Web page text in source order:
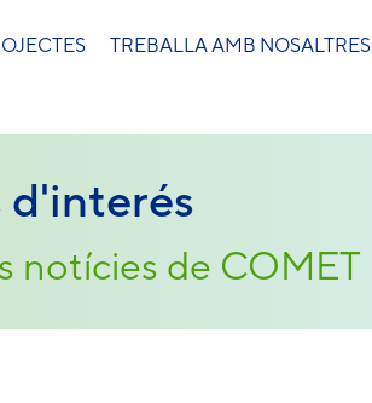
TREBALLA AMB NOSALTRES
d'interés
notícies de COMET